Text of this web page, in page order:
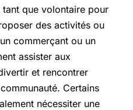
que volontaire pour
des activités ou
commerçant ou un
assister aux
et rencontrer
Certains
nécessiter une